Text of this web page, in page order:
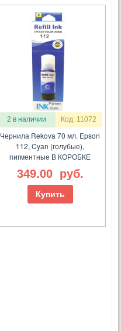
2 в наличии Код: 11072
Чернила Rekova 70 мл. Epson
112, Cyan (голубые),
пигментные В КОРОБКЕ
349.00 руб.
Купить